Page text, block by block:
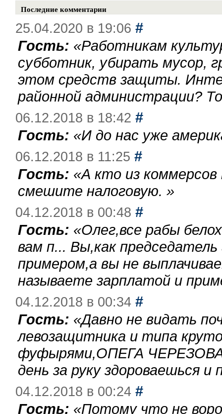
Последние комментарии
25.04.2020 в 19:06 #
Гость: «Работникам
субботник, убирать мусор,
этом средств защиты.
районной администрации?
06.12.2018 в 18:42 #
Гость: «И до нас уже
06.12.2018 в 11:25 #
Гость: «А кто из
смешите налоговую. »
04.12.2018 в 00:48 #
Гость: «Олег,все рабы
вам п... Вы,как
примером,а вы не
называете зарплатой и
04.12.2018 в 00:34 #
Гость: «Давно не видать
левозащитника и типа
фуфырями,ОПЕГА
день за руку здороваешься
04.12.2018 в 00:24 #
Гость: «Потому что не